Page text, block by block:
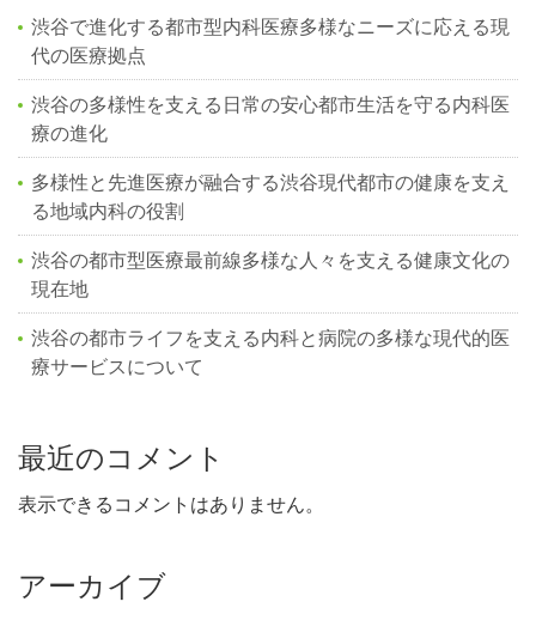
渋谷で進化する都市型内科医療多様なニーズに応える現
代の医療拠点
渋谷の多様性を支える日常の安心都市生活を守る内科医
療の進化
多様性と先進医療が融合する渋谷現代都市の健康を支え
る地域内科の役割
渋谷の都市型医療最前線多様な人々を支える健康文化の
現在地
渋谷の都市ライフを支える内科と病院の多様な現代的医
療サービスについて
最近のコメント
表示できるコメントはありません。
アーカイブ